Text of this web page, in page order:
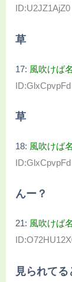
ID:U2JZ1AjZ0
草
17: 風吹けば
ID:GlxCpvpFd
草
18: 風吹けば
ID:GlxCpvpFd
んー？
21: 風吹けば
見られて